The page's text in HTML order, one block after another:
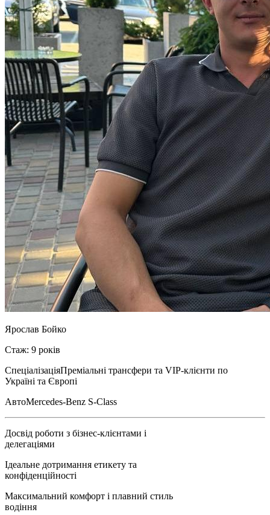
Ярослав Бойко
Стаж: 9 років
СпеціалізаціяПреміальні трансфери та VIP-клієнти по
Україні та Європі
АвтоMercedes-Benz S-Class
Досвід роботи з бізнес-клієнтами і
делегаціями
Ідеальне дотримання етикету та
конфіденційності
Максимальний комфорт і плавний стиль
водіння